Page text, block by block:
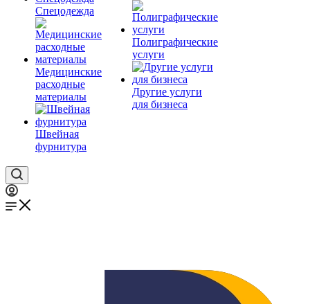
Спецодежда
Медицинские
расходные
материалы
Швейная
фурнитура
Полиграфические
услуги
Другие услуги
для бизнеса